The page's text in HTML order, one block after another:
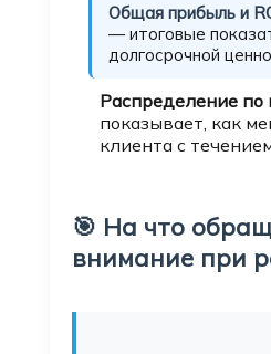
Общая прибыль и
— итоговые
долгосрочной
Распределение по
показывает, как
клиента с
🎯 На что
внимание при